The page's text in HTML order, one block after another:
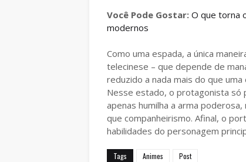
Você Pode Gostar: O que torna
modernos
Como uma espada, a única
telecinese – que depende de
reduzido a nada mais do que
Nesse estado, o protagonista só
apenas humilha a arma
que companheirismo. Afinal, o
habilidades do personagem
Tags Animes Post